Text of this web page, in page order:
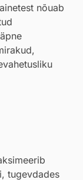
nõuab
tugevdades